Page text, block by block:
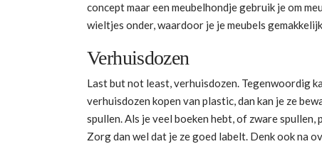
concept maar een meubelhondje gebruik je om
wieltjes onder, waardoor je je meubels
Verhuisdozen
Last but not least, verhuisdozen. Tegenwoordig
verhuisdozen kopen van plastic, dan kan je ze
spullen. Als je veel boeken hebt, of zware
Zorg dan wel dat je ze goed labelt. Denk ook na